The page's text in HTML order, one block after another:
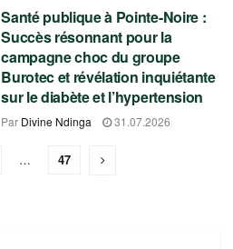
Santé publique à Pointe-Noire :
Succès résonnant pour la
campagne choc du groupe
Burotec et révélation inquiétante
sur le diabète et l’hypertension
Par Divine Ndinga 31.07.2026
… 47